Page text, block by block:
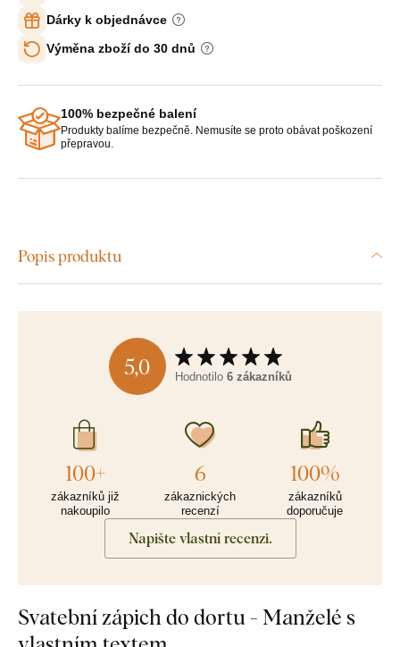
Dárky k objednávce
Výměna zboží do 30 dnů
100% bezpečné balení
Produkty balíme bezpečně. Nemusíte se proto obávat poškození
přepravou.
Popis produktu
5,0 Hodnotilo 6 zákazníků
100+
zákazníků již
nakoupilo
6
zákaznických
recenzí
100%
zákazníků
doporučuje
Napište vlastní recenzi.
Svatební zápich do dortu - Manželé s